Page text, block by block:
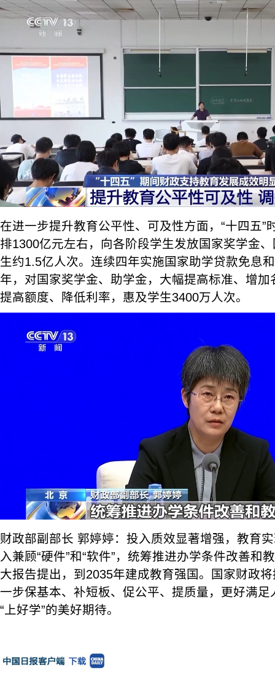
在进一步提升教育公平性、可及性方面，“十四五”
排1300亿元左右，向各阶段学生发放国家奖学金
生约1.5亿人次。连续四年实施国家助学贷款免息
年，对国家奖学金、助学金，大幅提高标准、增
提高额度、降低利率，惠及学生3400万人次。
财政部副部长 郭婷婷：投入质效显著增强，教育
入兼顾“硬件”和“软件”，统筹推进办学条件改善和
大报告提出，到2035年建成教育强国。国家财政
一步保基本、补短板、促公平、提质量，更好满足
“上好学”的美好期待。